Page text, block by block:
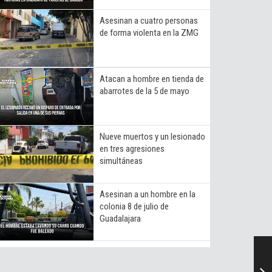
Asesinan a cuatro personas
de forma violenta en la ZMG
Atacan a hombre en tienda de
abarrotes de la 5 de mayo
Nueve muertos y un lesionado
en tres agresiones
simultáneas
Asesinan a un hombre en la
colonia 8 de julio de
Guadalajara